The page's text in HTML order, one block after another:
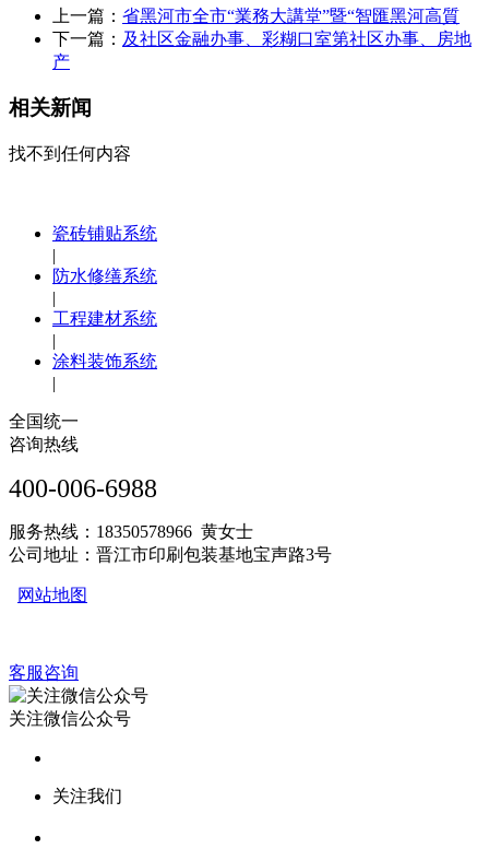
上一篇： 省黑河市全市“業務大講堂”暨“智匯黑河高質
下一篇： 及社区金融办事、彩糊口室第社区办事、房地
产
相关新闻
找不到任何内容
瓷砖铺贴系统
|
防水修缮系统
|
工程建材系统
|
涂料装饰系统
|
全国统一
咨询热线
400-006-6988
服务热线：18350578966 黄女士
公司地址：晋江市印刷包装基地宝声路3号
网站地图
客服咨询
关注微信公众号
关注我们